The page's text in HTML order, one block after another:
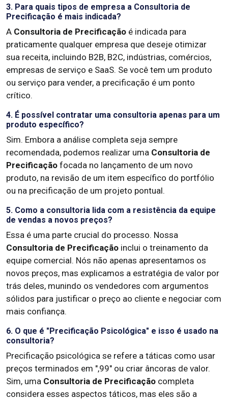
3. Para quais tipos de empresa a Consultoria de
Precificação é mais indicada?
A Consultoria de Precificação é indicada para
praticamente qualquer empresa que deseje otimizar
sua receita, incluindo B2B, B2C, indústrias, comércios,
empresas de serviço e SaaS. Se você tem um produto
ou serviço para vender, a precificação é um ponto
crítico.
4. É possível contratar uma consultoria apenas para um
produto específico?
Sim. Embora a análise completa seja sempre
recomendada, podemos realizar uma Consultoria de
Precificação focada no lançamento de um novo
produto, na revisão de um item específico do portfólio
ou na precificação de um projeto pontual.
5. Como a consultoria lida com a resistência da equipe
de vendas a novos preços?
Essa é uma parte crucial do processo. Nossa
Consultoria de Precificação inclui o treinamento da
equipe comercial. Nós não apenas apresentamos os
novos preços, mas explicamos a estratégia de valor por
trás deles, munindo os vendedores com argumentos
sólidos para justificar o preço ao cliente e negociar com
mais confiança.
6. O que é "Precificação Psicológica" e isso é usado na
consultoria?
Precificação psicológica se refere a táticas como usar
preços terminados em ",99" ou criar âncoras de valor.
Sim, uma Consultoria de Precificação completa
considera esses aspectos táticos, mas eles são a